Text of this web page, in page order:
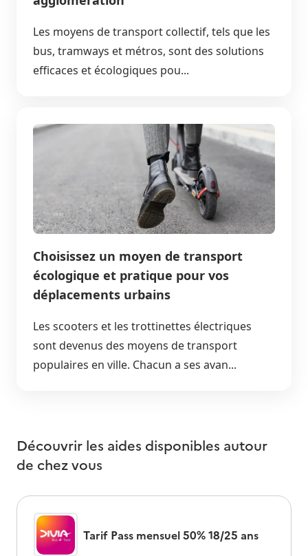
Les moyens de transport collectif, tels que les
bus, tramways et métros, sont des solutions
efficaces et écologiques pou...
Choisissez un moyen de transport
écologique et pratique pour vos
déplacements urbains
Les scooters et les trottinettes électriques
sont devenus des moyens de transport
populaires en ville. Chacun a ses avan...
Découvrir les aides disponibles autour
de chez vous
Tarif Pass mensuel 50% 18/25 ans